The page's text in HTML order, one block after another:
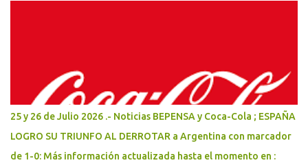
para acercar oportunidades de desarrollo, deporte, cultura y
educación a las juventudes, como parte de la estrategia impulsada
por la Presidenta Claudia Sheinbaum Pardo. La coordinación entre
el Gobierno del Renacimiento Maya y el Gobierno de México
continúa traduciéndose en acciones concretas para atender las
causas de las violencias, prevenir las adicciones y fortalecer el
25 y 26 de Julio 2026 .- Noticias BEPENSA y Coca-Cola ; ESPAÑA
LOGRO SU TRIUNFO AL DERROTAR a Argentina con marcador
de 1-0: Más información actualizada hasta el momento en :